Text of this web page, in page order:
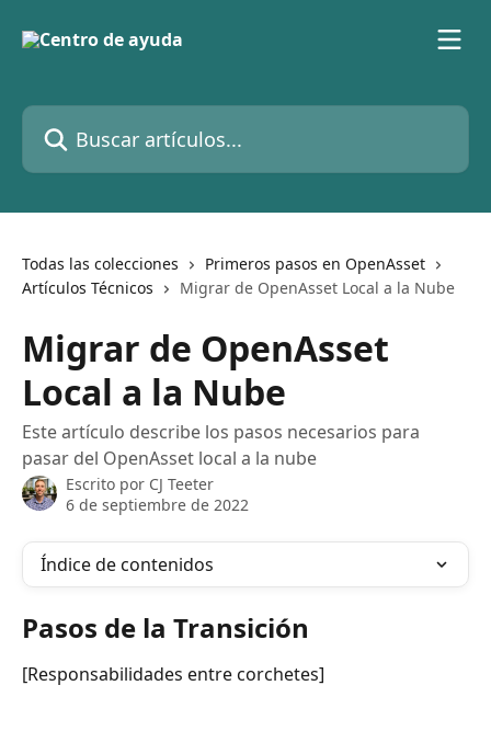
Buscar artículos...
Todas las colecciones
Primeros pasos en OpenAsset
Artículos Técnicos
Migrar de OpenAsset Local a la Nube
Migrar de OpenAsset
Local a la Nube
Este artículo describe los pasos necesarios para
pasar del OpenAsset local a la nube
Escrito por CJ Teeter
6 de septiembre de 2022
Índice de contenidos
Pasos de la Transición
[Responsabilidades entre corchetes]